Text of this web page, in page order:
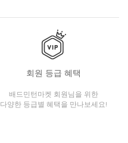
회원 등급 혜택
배드민턴마켓 회원님을 위한
다양한 등급별 혜택을 만나보세요!